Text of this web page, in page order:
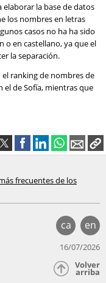
la base de datos
los nombres en letras
casos no ha ha sido
o en castellano, ya que el
la separación.
el ranking de nombres de
el de Sofía, mientras que
frecuentes de los
ca en
16/07/2026
Volver
arriba